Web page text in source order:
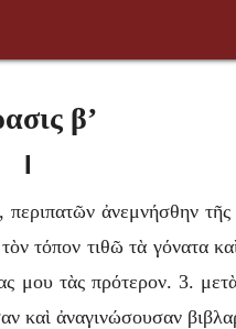
β’
I
ἀνεμνήσθην
τόπον τιθῶ τὰ γόνατα
μου τὰς πρότερον. 3.
ἀναγινώσουσαν